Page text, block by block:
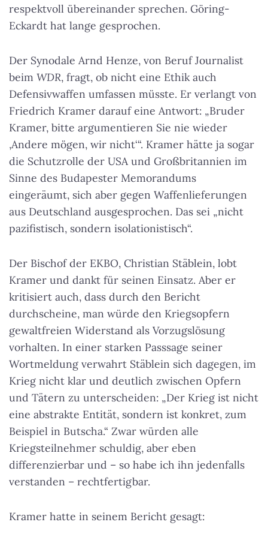
respektvoll übereinander sprechen. Göring-
Eckardt hat lange gesprochen.
Der Synodale Arnd Henze, von Beruf Journalist
beim WDR, fragt, ob nicht eine Ethik auch
Defensivwaffen umfassen müsste. Er verlangt von
Friedrich Kramer darauf eine Antwort: „Bruder
Kramer, bitte argumentieren Sie nie wieder
‚Andere mögen, wir nicht‘“. Kramer hätte ja sogar
die Schutzrolle der USA und Großbritannien im
Sinne des Budapester Memorandums
eingeräumt, sich aber gegen Waffenlieferungen
aus Deutschland ausgesprochen. Das sei „nicht
pazifistisch, sondern isolationistisch“.
Der Bischof der EKBO, Christian Stäblein, lobt
Kramer und dankt für seinen Einsatz. Aber er
kritisiert auch, dass durch den Bericht
durchscheine, man würde den Kriegsopfern
gewaltfreien Widerstand als Vorzugslösung
vorhalten. In einer starken Passsage seiner
Wortmeldung verwahrt Stäblein sich dagegen, im
Krieg nicht klar und deutlich zwischen Opfern
und Tätern zu unterscheiden: „Der Krieg ist nicht
eine abstrakte Entität, sondern ist konkret, zum
Beispiel in Butscha.“ Zwar würden alle
Kriegsteilnehmer schuldig, aber eben
differenzierbar und – so habe ich ihn jedenfalls
verstanden – rechtfertigbar.
Kramer hatte in seinem Bericht gesagt: